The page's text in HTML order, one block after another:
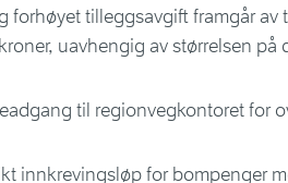
forhøyet tilleggsavgift framgår
uavhengig av størrelsen på
til regionvegkontoret for
innkrevingsløp for bompenger